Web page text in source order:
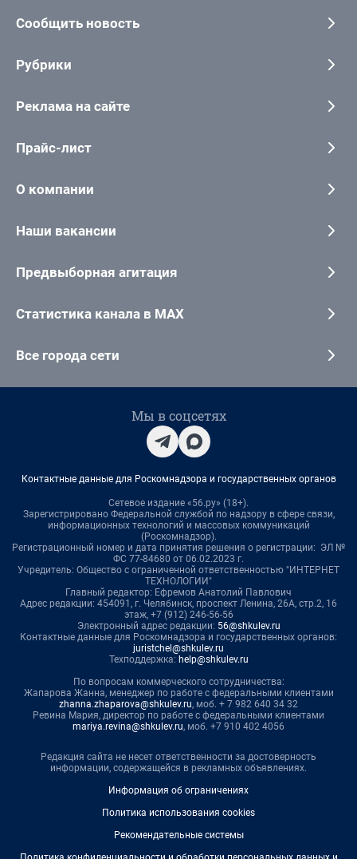
Сообщить новость
Рубрики
Реклама на сайте
Прайс-лист
О компании
Наши вакансии
Предвыборная агитация
Статистика канала в MAX
Все города сети
Мы в соцсетях
Контактные данные для Роскомнадзора и государственных органов
Сетевое издание «56.ру» (18+).
Зарегистрировано Федеральной службой по надзору в сфере связи,
информационных технологий и массовых коммуникаций
(Роскомнадзор).
Регистрационный номер и дата принятия решения о регистрации: ЭЛ №
ФС 77-84680 от 06.02.2023 г.
Учредитель: Общество с ограниченной ответственностью "ИНТЕРНЕТ
ТЕХНОЛОГИИ"
Главный редактор: Ефремов Анатолий Павлович
Адрес редакции: 454091, г. Челябинск, проспект Ленина, 26А, стр.2, 16
этаж, +7 (912) 246-56-56
Электронный адрес редакции: 56@shkulev.ru
Контактные данные для Роскомнадзора и государственных органов:
juristchel@shkulev.ru
Техподдержка: help@shkulev.ru
По вопросам коммерческого сотрудничества:
Жапарова Жанна, менеджер по работе с федеральными клиентами
zhanna.zhaparova@shkulev.ru, моб. + 7 982 640 34 32
Ревина Мария, директор по работе с федеральными клиентами
mariya.revina@shkulev.ru, моб. +7 910 402 4056
Редакция сайта не несет ответственности за достоверность
информации, содержащейся в рекламных объявлениях.
Информация об ограничениях
Политика использования cookies
Рекомендательные системы